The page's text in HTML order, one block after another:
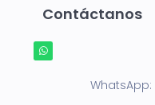
Contáctanos
WhatsApp: